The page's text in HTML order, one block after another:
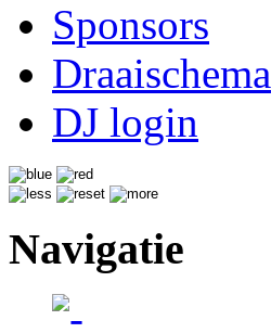
Sponsors
Draaischema
DJ login
Navigatie